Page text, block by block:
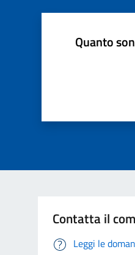
Quanto
Contatta il
Leggi le